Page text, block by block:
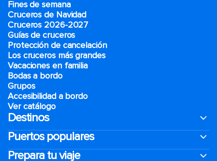
Fines de semana
Cruceros de Navidad
Cruceros 2026-2027
Guías de cruceros
Protección de cancelación
Los cruceros más grandes
Vacaciones en familia
Bodas a bordo
Grupos
Accesibilidad a bordo
Ver catálogo
Destinos
Puertos populares
Prepara tu viaje